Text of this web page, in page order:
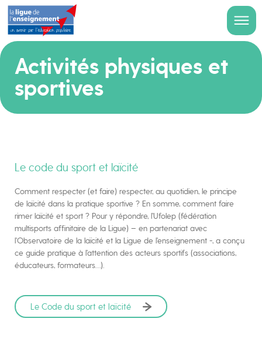
Activités physiques et
sportives
Le code du sport et laïcité
Comment respecter (et faire) respecter, au quotidien, le principe
de laïcité dans la pratique sportive ? En somme, comment faire
rimer laïcité et sport ? Pour y répondre, l’Ufolep (fédération
multisports affinitaire de la Ligue) – en partenariat avec
l’Observatoire de la laïcité et la Ligue de l’enseignement -, a conçu
ce guide pratique à l’attention des acteurs sportifs (associations,
éducateurs, formateurs…).
Le Code du sport et laïcité